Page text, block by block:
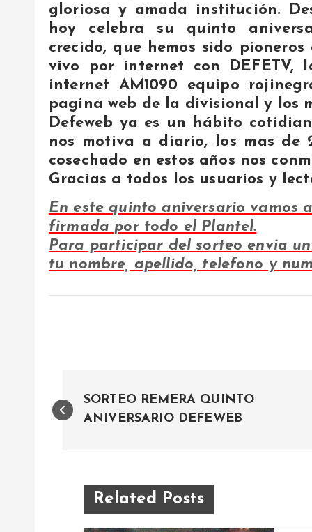
gloriosa y amada institución.
hoy celebra su quinto
crecido, que hemos sido
vivo por internet con DEFETV,
internet AM1090 equipo
pagina web de la divisional y los
Defeweb ya es un hábito
nos motiva a diario, los mas de
cosechado en estos años nos
Gracias a todos los usuarios y
En este quinto aniversario vamos
firmada por todo el Plantel.
Para participar del sorteo envia
tu nombre, apellido, telefono y
a
SORTEO REMERA QUINTO
ANIVERSARIO DEFEWEB
Related Posts